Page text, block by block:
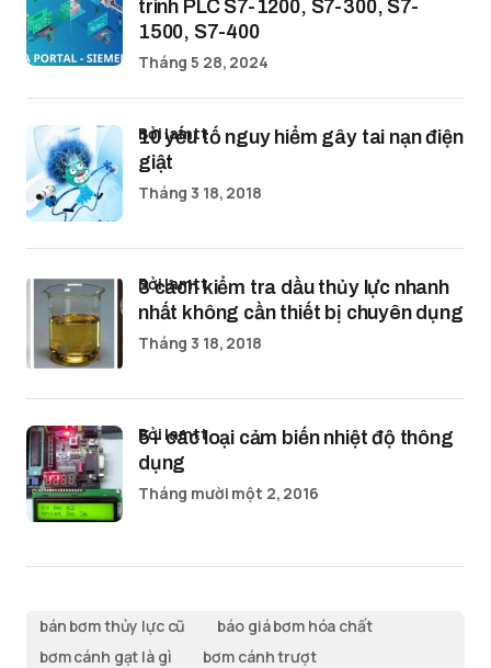
trình PLC S7-1200, S7-300, S7-
1500, S7-400
Tháng 5 28, 2024
10 yếu tố nguy hiểm gây tai nạn điện
giật
bởi lamtt
Tháng 3 18, 2018
3 cách kiểm tra dầu thủy lực nhanh
nhất không cần thiết bị chuyên dụng
bởi lamtt
Tháng 3 18, 2018
5+ các loại cảm biến nhiệt độ thông
dụng
bởi lamtt
Tháng mười một 2, 2016
bán bơm thủy lực cũ
báo giá bơm hóa chất
bơm cánh gạt là gì
bơm cánh trượt